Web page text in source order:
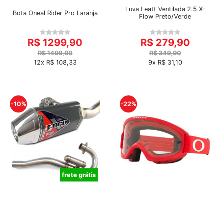
Bota Oneal Rider Pro Laranja
R$ 1299,90
R$ 1499,90
12x R$ 108,33
Luva Leatt Ventilada 2.5 X-
Flow Preto/Verde
R$ 279,90
R$ 349,90
9x R$ 31,10
-10%
frete grátis
-22%